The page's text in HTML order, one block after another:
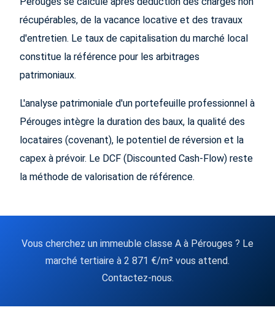
récupérables, de la vacance locative et des travaux
d'entretien. Le taux de capitalisation du marché local
constitue la référence pour les arbitrages
patrimoniaux.
L'analyse patrimoniale d'un portefeuille professionnel à
Pérouges intègre la duration des baux, la qualité des
locataires (covenant), le potentiel de réversion et la
capex à prévoir. Le DCF (Discounted Cash-Flow) reste
la méthode de valorisation de référence.
Vous cherchez un immeuble classe A à Pérouges ? Le
marché tertiaire à 2 871 €/m² vous attend.
Contactez-nous.